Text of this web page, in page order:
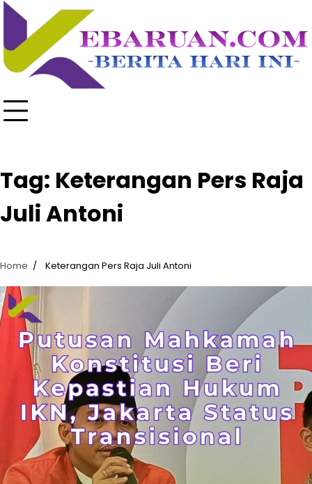
Skip
content
Tag: Keterangan Pers Raja
Juli Antoni
Home Keterangan Pers Raja Juli Antoni